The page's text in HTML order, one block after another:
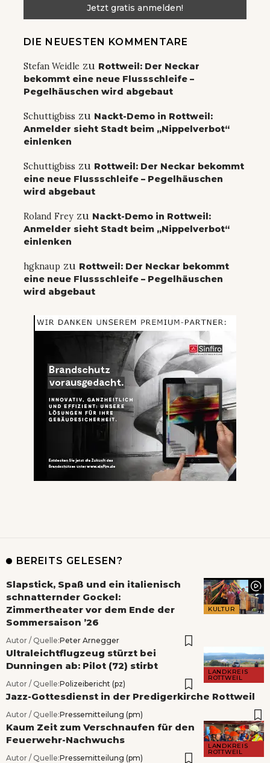
DIE NEUESTEN KOMMENTARE
Stefan Weidle zu Rottweil: Der Neckar
bekommt eine neue Flussschleife –
Pegelhäuschen wird abgebaut
Schuttigbiss zu Nackt-Demo in Rottweil:
Anmelder sieht Stadt beim „Nippelverbot“
einlenken
Schuttigbiss zu Rottweil: Der Neckar bekommt
eine neue Flussschleife – Pegelhäuschen
wird abgebaut
Roland Frey zu Nackt-Demo in Rottweil:
Anmelder sieht Stadt beim „Nippelverbot“
einlenken
hgknaup zu Rottweil: Der Neckar bekommt
eine neue Flussschleife – Pegelhäuschen
wird abgebaut
BEREITS GELESEN?
KULTUR
Slapstick, Spaß und ein italienisch
schnatternder Gockel:
Zimmertheater vor dem Ende der
Sommersaison ’26
Autor / Quelle:Peter Arnegger
LANDKREIS
ROTTWEIL
Ultraleichtflugzeug stürzt bei
Dunningen ab: Pilot (72) stirbt
Autor / Quelle:Polizeibericht (pz)
Jazz-Gottesdienst in der Predigerkirche Rottweil
Autor / Quelle:Pressemitteilung (pm)
LANDKREIS
ROTTWEIL
Kaum Zeit zum Verschnaufen für den
Feuerwehr-Nachwuchs
Autor / Quelle:Pressemitteilung (pm)